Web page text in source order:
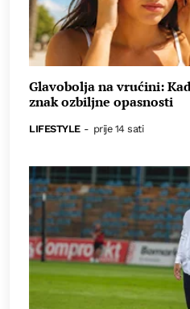
Glavobolja na vrućini:
znak ozbiljne opasnosti
LIFESTYLE - prije 14 sati